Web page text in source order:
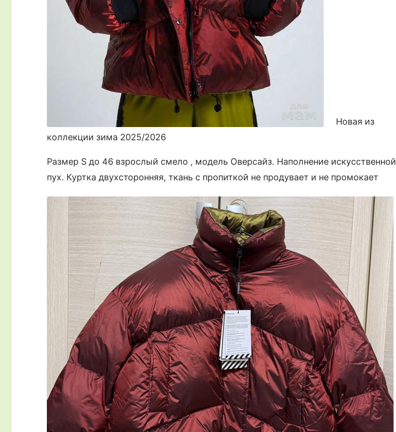
Новая из
коллекции зима 2025/2026
Размер S до 46 взрослый смело , модель Оверсайз. Наполнение искусственной
пух. Куртка двухсторонняя, ткань с пропиткой не продувает и не промокает